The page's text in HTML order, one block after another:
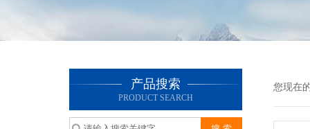
产品搜索
PRODUCT SEARCH
您现在